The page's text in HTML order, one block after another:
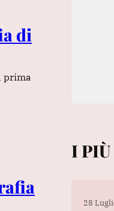
di
prima
I
28